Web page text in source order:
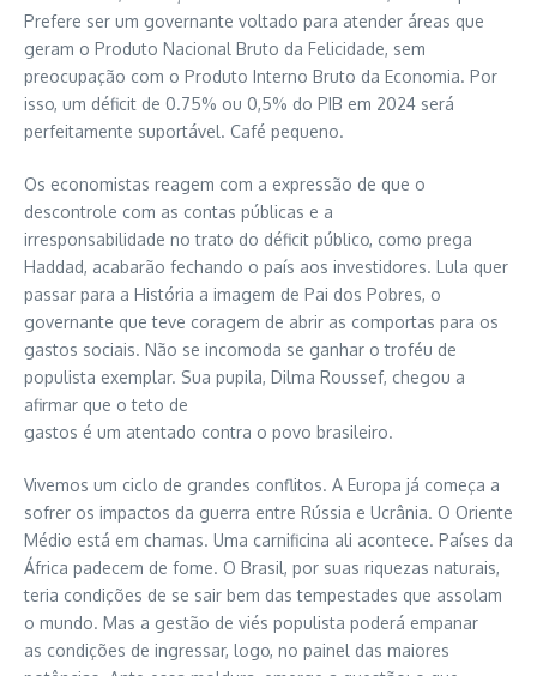
Prefere ser um governante voltado para atender áreas que
geram o Produto Nacional Bruto da Felicidade, sem
preocupação com o Produto Interno Bruto da Economia. Por
isso, um déficit de 0.75% ou 0,5% do PIB em 2024 será
perfeitamente suportável. Café pequeno.
Os economistas reagem com a expressão de que o
descontrole com as contas públicas e a
irresponsabilidade no trato do déficit público, como prega
Haddad, acabarão fechando o país aos investidores. Lula quer
passar para a História a imagem de Pai dos Pobres, o
governante que teve coragem de abrir as comportas para os
gastos sociais. Não se incomoda se ganhar o troféu de
populista exemplar. Sua pupila, Dilma Roussef, chegou a
afirmar que o teto de
gastos é um atentado contra o povo brasileiro.
Vivemos um ciclo de grandes conflitos. A Europa já começa a
sofrer os impactos da guerra entre Rússia e Ucrânia. O Oriente
Médio está em chamas. Uma carnificina ali acontece. Países da
África padecem de fome. O Brasil, por suas riquezas naturais,
teria condições de se sair bem das tempestades que assolam
o mundo. Mas a gestão de viés populista poderá empanar
as condições de ingressar, logo, no painel das maiores